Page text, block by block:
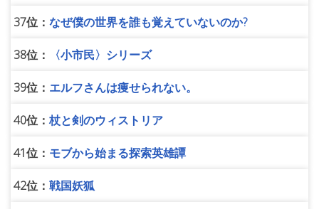
37位： なぜ僕の世界を誰も覚えていないのか?
38位： 〈小市民〉シリーズ
39位： エルフさんは痩せられない。
40位： 杖と剣のウィストリア
41位： モブから始まる探索英雄譚
42位： 戦国妖狐